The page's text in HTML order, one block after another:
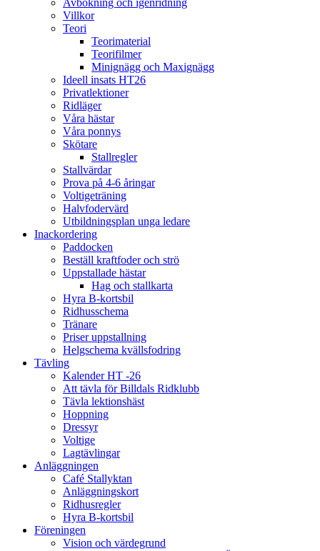
Avbokning och igenridning
Villkor
Teori
Teorimaterial
Teorifilmer
Minignägg och Maxignägg
Ideell insats HT26
Privatlektioner
Ridläger
Våra hästar
Våra ponnys
Skötare
Stallregler
Stallvärdar
Prova på 4-6 åringar
Voltigeträning
Halvfodervärd
Utbildningsplan unga ledare
Inackordering
Paddocken
Beställ kraftfoder och strö
Uppstallade hästar
Hag och stallkarta
Hyra B-kortsbil
Ridhusschema
Tränare
Priser uppstallning
Helgschema kvällsfodring
Tävling
Kalender HT -26
Att tävla för Billdals Ridklubb
Tävla lektionshäst
Hoppning
Dressyr
Voltige
Lagtävlingar
Anläggningen
Café Stallyktan
Anläggningskort
Ridhusregler
Hyra B-kortsbil
Föreningen
Vision och värdegrund